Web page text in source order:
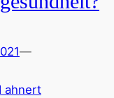
—
ahnert